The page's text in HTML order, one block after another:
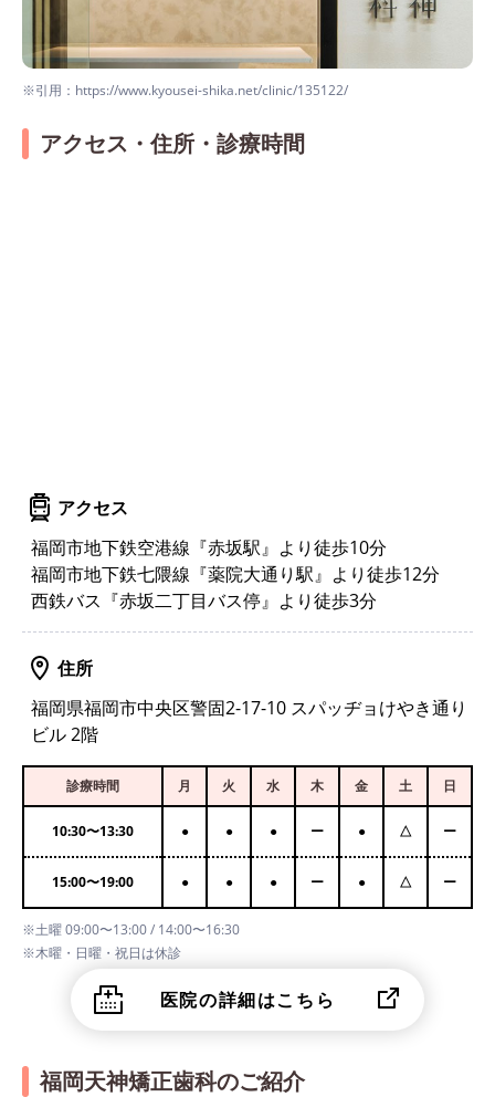
※引用：https://www.kyousei-shika.net/clinic/135122/
アクセス・住所・診療時間
アクセス
福岡市地下鉄空港線『赤坂駅』より徒歩10分
福岡市地下鉄七隈線『薬院大通り駅』より徒歩12分
西鉄バス『赤坂二丁目バス停』より徒歩3分
住所
福岡県福岡市中央区警固2-17-10 スパッヂョけやき通り
ビル 2階
診療時間 月 火 水 木 金 土 日
10:30〜13:30 ● ● ● ー ● △ ー
15:00〜19:00 ● ● ● ー ● △ ー
※土曜 09:00〜13:00 / 14:00〜16:30
※木曜・日曜・祝日は休診
医院の詳細はこちら
福岡天神矯正歯科のご紹介